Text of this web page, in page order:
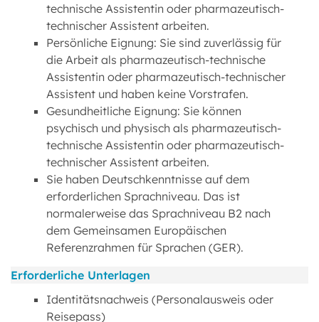
technische Assistentin oder pharmazeutisch-
technischer Assistent arbeiten.
Persönliche Eignung: Sie sind zuverlässig für
die Arbeit als pharmazeutisch-technische
Assistentin oder pharmazeutisch-technischer
Assistent und haben keine Vorstrafen.
Gesundheitliche Eignung: Sie können
psychisch und physisch als pharmazeutisch-
technische Assistentin oder pharmazeutisch-
technischer Assistent arbeiten.
Sie haben Deutschkenntnisse auf dem
erforderlichen Sprachniveau. Das ist
normalerweise das Sprachniveau B2 nach
dem Gemeinsamen Europäischen
Referenzrahmen für Sprachen (GER).
Erforderliche Unterlagen
Identitätsnachweis (Personalausweis oder
Reisepass)